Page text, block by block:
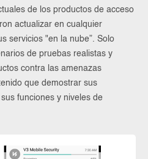
de los productos de acceso
actualizar en cualquier
servicios "en la nube”. Solo
de pruebas realistas y
contra las amenazas
que demostrar sus
funciones y niveles de